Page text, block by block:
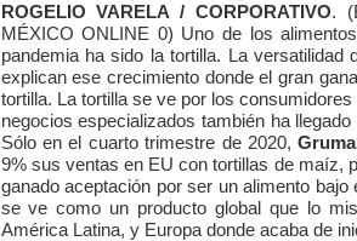
ROGELIO VARELA / CORPORATIVO.
MÉXICO ONLINE 0) Uno de los
pandemia ha sido la tortilla. La
explican ese crecimiento donde el gran
tortilla. La tortilla se ve por los
negocios especializados también ha
Sólo en el cuarto trimestre de 2020,Gruma
9% sus ventas en EU con tortillas de maíz,
ganado aceptación por ser un alimento
se ve como un producto global que lo
América Latina, y Europa donde acaba de